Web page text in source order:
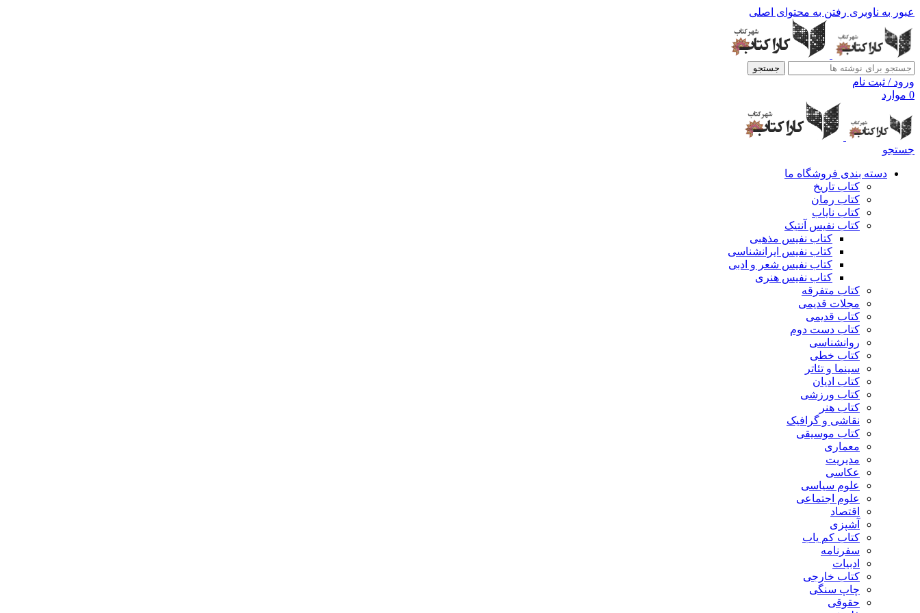
عبور به ناوبری رفتن به محتوای اصلی
جستجو
ورود / ثبت نام
0 موارد
جستجو
دسته بندی فروشگاه ما
کتاب تاریخ
کتاب رمان
کتاب نایاب
کتاب نفیس آنتیک
کتاب نفیس مذهبی
کتاب نفیس ایرانشناسی
کتاب نفیس شعر و ادبی
کتاب نفیس هنری
کتاب متفرقه
مجلات قدیمی
کتاب قدیمی
کتاب دست دوم
روانشناسی
کتاب خطی
سینما و تئاتر
کتاب ادیان
کتاب ورزشی
کتاب هنر
نقاشی و گرافیک
کتاب موسیقی
معماری
مدیریت
عکاسی
علوم سیاسی
علوم اجتماعی
اقتصاد
آشپزی
کتاب کم یاب
سفرنامه
ادبیات
کتاب خارجی
چاپ سنگی
حقوقی